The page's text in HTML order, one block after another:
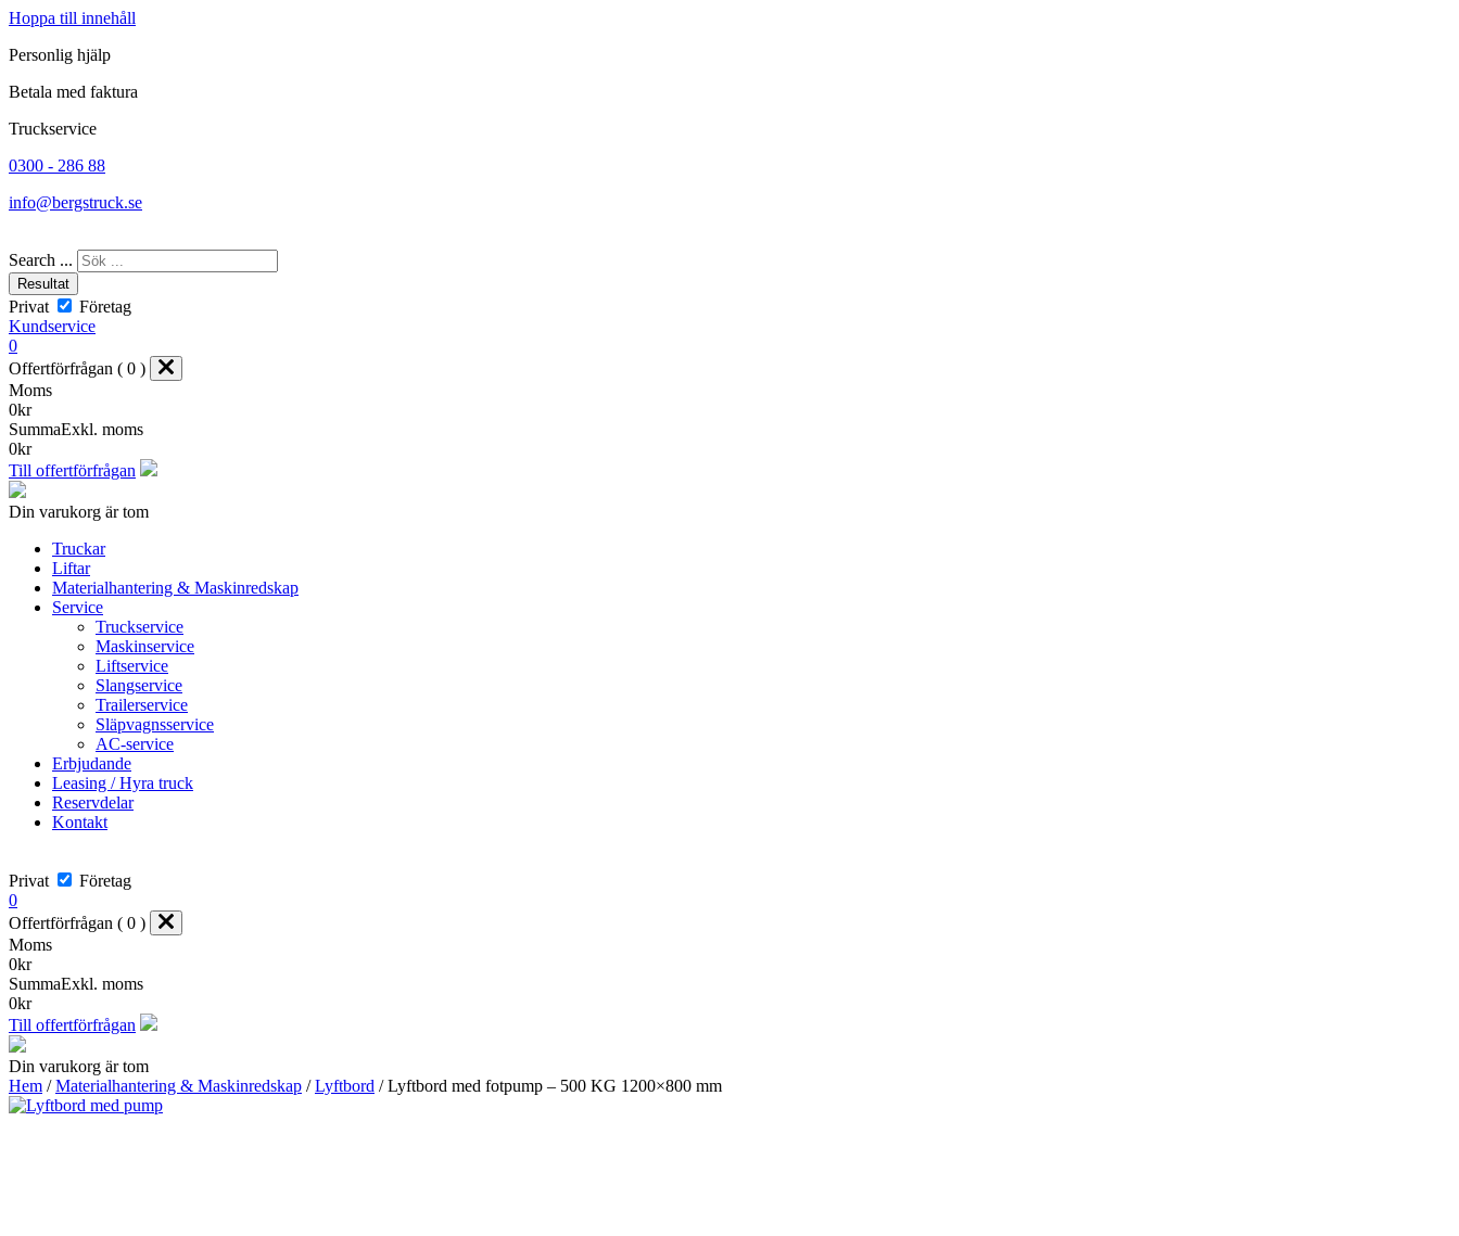
Hoppa till innehåll
Personlig hjälp
Betala med faktura
Truckservice
0300 - 286 88
info@bergstruck.se
Search ...
Resultat
Privat
Företag
Kundservice
0
Offertförfrågan ( 0 )
Moms
0kr
SummaExkl. moms
0kr
Till offertförfrågan
Din varukorg är tom
Truckar
Liftar
Materialhantering & Maskinredskap
Service
Truckservice
Maskinservice
Liftservice
Slangservice
Trailerservice
Släpvagnsservice
AC-service
Erbjudande
Leasing / Hyra truck
Reservdelar
Kontakt
Privat
Företag
0
Offertförfrågan ( 0 )
Moms
0kr
SummaExkl. moms
0kr
Till offertförfrågan
Din varukorg är tom
Hem /Materialhantering & Maskinredskap /Lyftbord / Lyftbord med fotpump – 500 KG 1200×800 mm